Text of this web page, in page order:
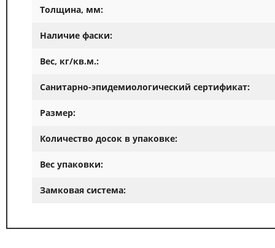
Толщина, мм:
Наличие фаски:
Вес, кг/кв.м.:
Санитарно-эпидемиологический сертификат:
Размер:
Количество досок в упаковке:
Вес упаковки:
Замковая система: